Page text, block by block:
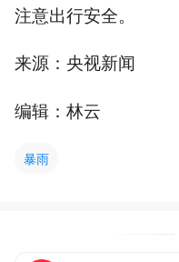
注意出行安全。
来源：央视新闻
编辑：林云
暴雨